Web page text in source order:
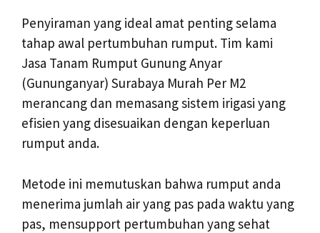
Penyiraman yang ideal amat penting selama
tahap awal pertumbuhan rumput. Tim kami
Jasa Tanam Rumput Gunung Anyar
(Gununganyar) Surabaya Murah Per M2
merancang dan memasang sistem irigasi yang
efisien yang disesuaikan dengan keperluan
rumput anda.
Metode ini memutuskan bahwa rumput anda
menerima jumlah air yang pas pada waktu yang
pas, mensupport pertumbuhan yang sehat